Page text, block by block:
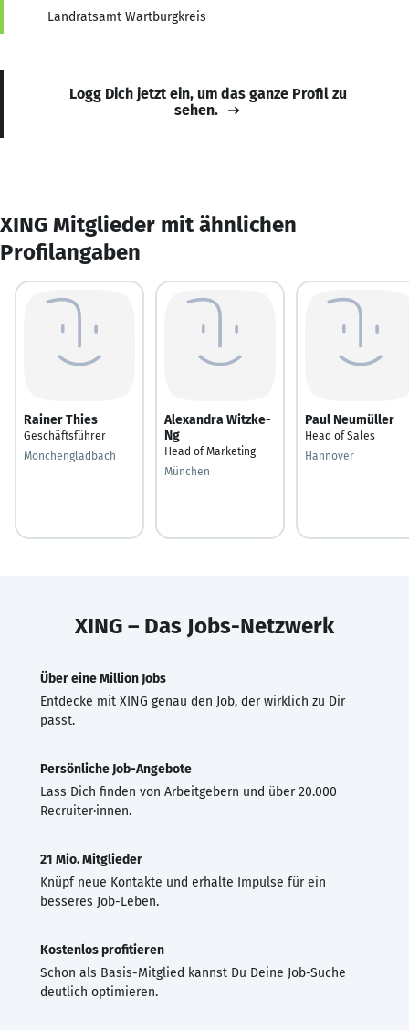
Landratsamt Wartburgkreis
Logg Dich jetzt ein, um das ganze Profil zu
sehen.
XING Mitglieder mit ähnlichen
Profilangaben
Rainer Thies
Geschäftsführer
Mönchengladbach
Alexandra Witzke-
Ng
Head of Marketing
München
Paul Neumüller
Head of Sales
Hannover
XING – Das Jobs-Netzwerk
Über eine Million Jobs
Entdecke mit XING genau den Job, der wirklich zu Dir
passt.
Persönliche Job-Angebote
Lass Dich finden von Arbeitgebern und über 20.000
Recruiter·innen.
21 Mio. Mitglieder
Knüpf neue Kontakte und erhalte Impulse für ein
besseres Job-Leben.
Kostenlos profitieren
Schon als Basis-Mitglied kannst Du Deine Job-Suche
deutlich optimieren.